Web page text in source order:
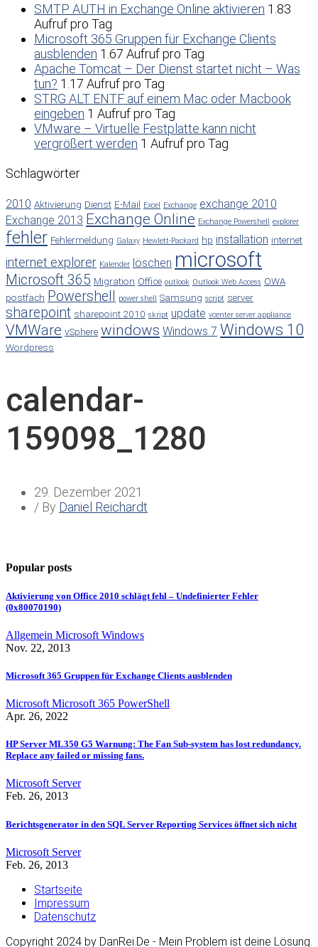
SMTP AUTH in Exchange Online aktivieren 1.83
Aufruf pro Tag
Microsoft 365 Gruppen für Exchange Clients
ausblenden 1.67 Aufruf pro Tag
Apache Tomcat – Der Dienst startet nicht – Was
tun? 1.17 Aufruf pro Tag
STRG ALT ENTF auf einem Mac oder Macbook
eingeben 1 Aufruf pro Tag
VMware – Virtuelle Festplatte kann nicht
vergrößert werden 1 Aufruf pro Tag
Schlagwörter
2010 Aktivierung Dienst E-Mail Excel Exchange exchange 2010
Exchange 2013 Exchange Online Exchange Powershell explorer
fehler Fehlermeldung Galaxy Hewlett-Packard hp installation internet
internet explorer Kalender löschen microsoft
Microsoft 365 Migration Office outlook Outlook Web Access OWA
postfach Powershell power shell Samsung script server
sharepoint sharepoint 2010 skript update vcenter server appliance
VMWare vSphere windows Windows 7 Windows 10
Wordpress
calendar-
159098_1280
29. Dezember 2021
/ By Daniel Reichardt
Popular posts
Aktivierung von Office 2010 schlägt fehl – Undefinierter Fehler
(0x80070190)
Allgemein Microsoft Windows
Nov. 22, 2013
Microsoft 365 Gruppen für Exchange Clients ausblenden
Microsoft Microsoft 365 PowerShell
Apr. 26, 2022
HP Server ML350 G5 Warnung: The Fan Sub-system has lost redundancy.
Replace any failed or missing fans.
Microsoft Server
Feb. 26, 2013
Berichtsgenerator in den SQL Server Reporting Services öffnet sich nicht
Microsoft Server
Feb. 26, 2013
Startseite
Impressum
Datenschutz
Copyright 2024 by DanRei.De - Mein Problem ist deine Lösung.